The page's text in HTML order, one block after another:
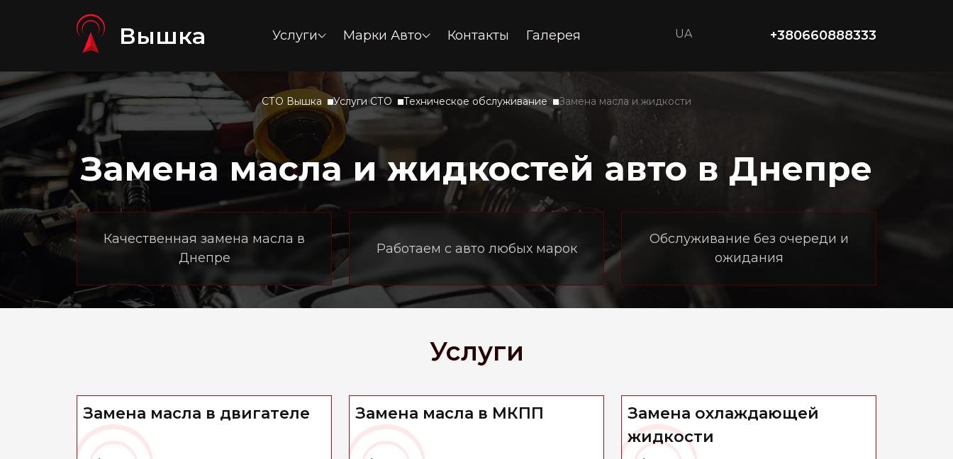
Вышка Услуги Марки Авто Контакты Галерея UA +380660888333
СТО Вышка Услуги СТО Техническое обслуживание Замена масла и жидкости
Замена масла и жидкостей авто в Днепре
Качественная замена масла в
Днепре
Работаем с авто любых марок
Обслуживание без очереди и
ожидания
Услуги
Замена масла в двигателе Замена масла в МКПП
Замена охлаждающей
жидкости